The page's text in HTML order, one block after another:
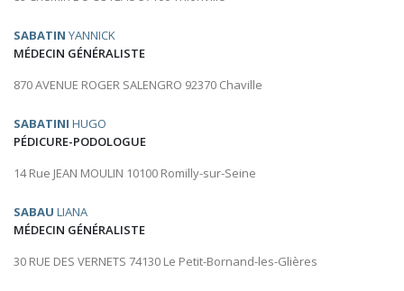
SABATIN YANNICK
MÉDECIN GÉNÉRALISTE
870 AVENUE ROGER SALENGRO 92370 Chaville
SABATINI HUGO
PÉDICURE-PODOLOGUE
14 Rue JEAN MOULIN 10100 Romilly-sur-Seine
SABAU LIANA
MÉDECIN GÉNÉRALISTE
30 RUE DES VERNETS 74130 Le Petit-Bornand-les-Glières